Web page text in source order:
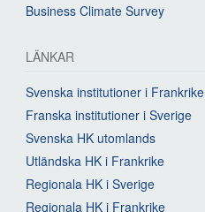
Business Climate Survey
LÄNKAR
Svenska institutioner i Frankrike
Franska institutioner i Sverige
Svenska HK utomlands
Utländska HK i Frankrike
Regionala HK i Sverige
Regionala HK i Frankrike